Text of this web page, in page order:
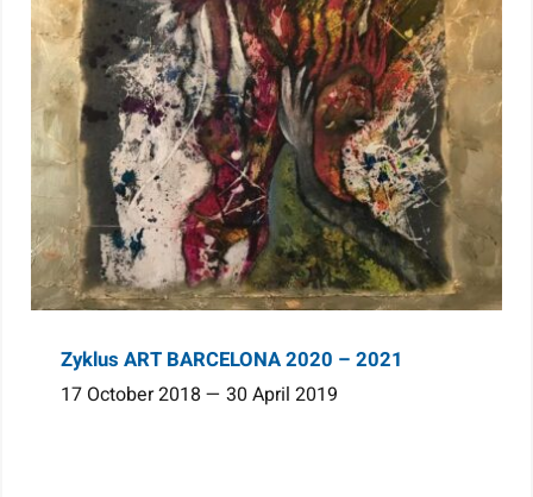
Zyklus ART BARCELONA 2020 – 2021
17 October 2018 — 30 April 2019